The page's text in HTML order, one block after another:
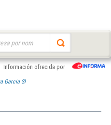
Información ofrecida por
Garcia Sl